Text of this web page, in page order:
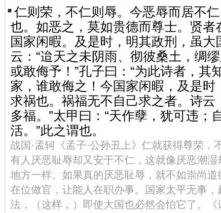
仁则荣，不仁则辱。今恶辱而居不
也。如恶之，莫如贵德而尊士。贤者
国家闲暇。及是时，明其政刑，虽大
云：“迨天之未阴雨、彻彼桑土，绸
或敢侮予！”孔子曰：“为此诗者，其
家，谁敢侮之！今国家闲暇，及是时
求祸也。祸福无不自己求之者。诗云
多福。”太甲曰：“天作孽，犹可违；
活。”此之谓也。
战国·孟轲《孟子·公孙丑上》仁就获得尊荣，
有人厌恶耻辱却又安于不仁，这就像厌恶潮
地方一样。如果真的厌恶耻辱，就不如崇尚
在位做官，让能人在职办事。国家太平无事
法，（这样，）即使大国也必然会怕它了。《